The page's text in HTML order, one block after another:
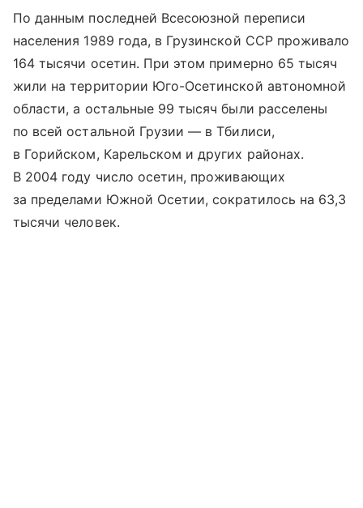
По данным последней Всесоюзной переписи
населения 1989 года, в Грузинской ССР проживало
164 тысячи осетин. При этом примерно 65 тысяч
жили на территории Юго-Осетинской автономной
области, а остальные 99 тысяч были расселены
по всей остальной Грузии — в Тбилиси,
в Горийском, Карельском и других районах.
В 2004 году число осетин, проживающих
за пределами Южной Осетии, сократилось на 63,3
тысячи человек.